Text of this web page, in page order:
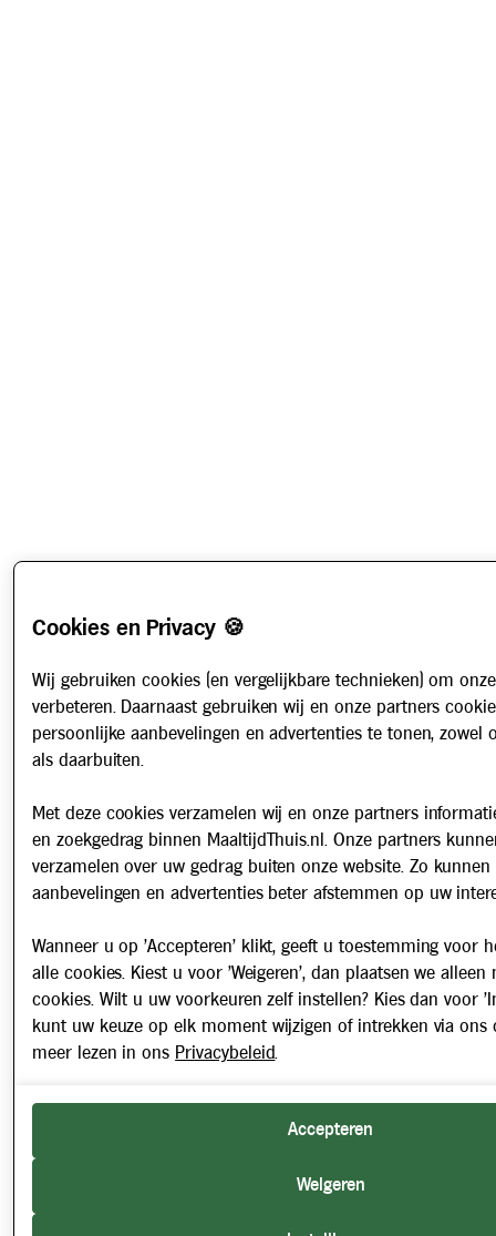
Cookies en Privacy 🍪
Wij gebruiken cookies (en vergelijkbare technieken) om
verbeteren. Daarnaast gebruiken wij en onze partners
persoonlijke aanbevelingen en advertenties te tonen, zowel
als daarbuiten.
Met deze cookies verzamelen wij en onze partners
en zoekgedrag binnen MaaltijdThuis.nl. Onze partners
verzamelen over uw gedrag buiten onze website. Zo kunnen
aanbevelingen en advertenties beter afstemmen op uw
Wanneer u op 'Accepteren' klikt, geeft u toestemming voor
alle cookies. Kiest u voor 'Weigeren', dan plaatsen we alleen
cookies. Wilt u uw voorkeuren zelf instellen? Kies dan voor
kunt uw keuze op elk moment wijzigen of intrekken via ons
meer lezen in ons Privacybeleid.
Accepteren
Weigeren